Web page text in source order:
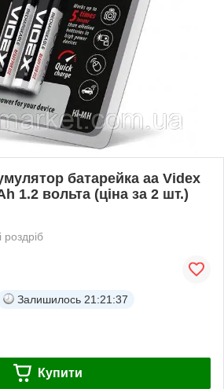
батарейка аа Videx
1.2 вольта (ціна за 2 шт.)
роздріб
Залишилось 21:21:37
Купити